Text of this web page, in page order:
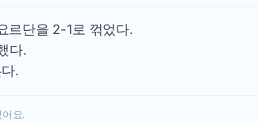
르단을 2-1로 꺾었다.
다.
.
요.